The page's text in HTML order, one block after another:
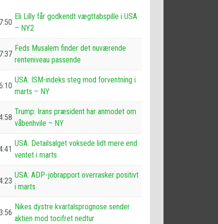
Eli Lilly får godkendt vægttabspille i USA
– NY2
Feds Musalem finder det nuværende
renteniveau passende
USA: ISM-indeks steg mod forventning i
marts – NY
Trump: Irans præsident har anmodet om
våbenhvile – NY
USA: Detailsalget voksede lidt mere end
ventet i marts
USA: ADP-jobrapport overrasker positivt
i marts
Nikes dystre kvartalsprognose sender
aktien mod tocifret nedtur